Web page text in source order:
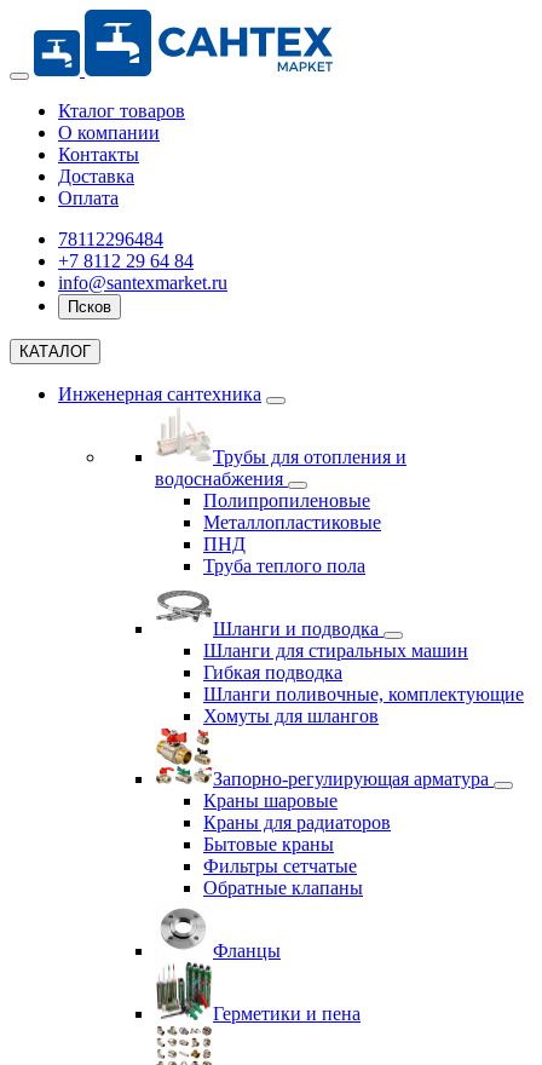
Кталог товаров
О компании
Контакты
Доставка
Оплата
78112296484
+7 8112 29 64 84
info@santexmarket.ru
Псков
КАТАЛОГ
Инженерная сантехника
Трубы для отопления и
водоснабжения
Полипропиленовые
Металлопластиковые
ПНД
Труба теплого пола
Шланги и подводка
Шланги для стиральных машин
Гибкая подводка
Шланги поливочные, комплектующие
Хомуты для шлангов
Запорно-регулирующая арматура
Краны шаровые
Краны для радиаторов
Бытовые краны
Фильтры сетчатые
Обратные клапаны
Фланцы
Герметики и пена